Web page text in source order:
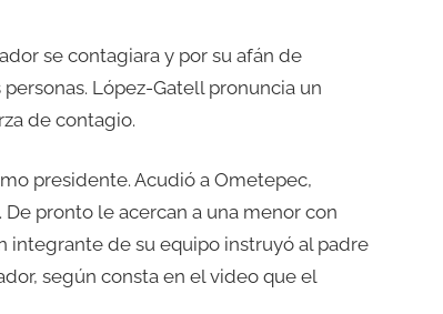
se contagiara y por su afán de
López-Gatell pronuncia un
de contagio.
presidente. Acudió a Ometepec,
pronto le acercan a una menor con
integrante de su equipo instruyó al padre
según consta en el video que el